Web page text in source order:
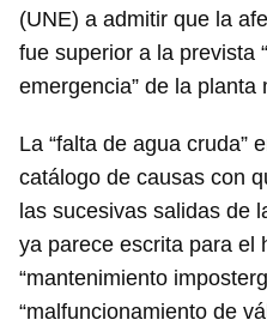
(UNE) a admitir que la
fue superior a la prevista
emergencia” de la planta
La “falta de agua cruda”
catálogo de causas con
las sucesivas salidas de
ya parece escrita para el
“mantenimiento
“malfuncionamiento de